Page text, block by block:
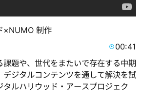
×NUMO 制作
00:41
題や、世代をまたいで存在する中期
デジタルコンテンツを通して解決を試
タルハリウッド・アースプロジェク